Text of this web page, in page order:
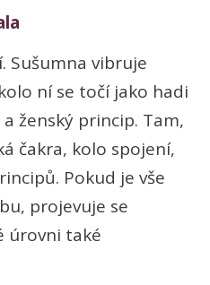
Sušumna vibruje
ní se točí jako hadi
ženský princip. Tam,
čakra, kolo spojení,
Pokud je vše
projevuje se
úrovni také